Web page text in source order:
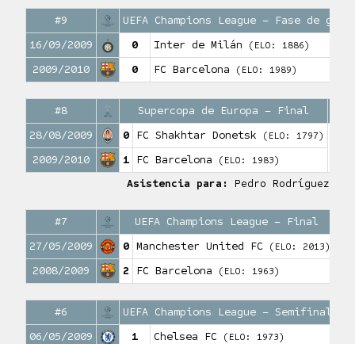
#9
UEFA Champions League – Fase de
16/09/2009
0 Inter de Milán (ELO: 1886)
2009/2010 0 FC Barcelona (ELO: 1989)
#8 Supercopa de Europa – Final
28/08/2009
0 FC Shakhtar Donetsk (ELO: 1797)
2009/2010 1 FC Barcelona (ELO: 1983)
Asistencia para: Pedro Rodríguez
#7
UEFA Champions League – Final
27/05/2009
0 Manchester United FC (ELO: 2013)
2008/2009 2 FC Barcelona (ELO: 1963)
#6
UEFA Champions League –
06/05/2009
1 Chelsea FC (ELO: 1973)